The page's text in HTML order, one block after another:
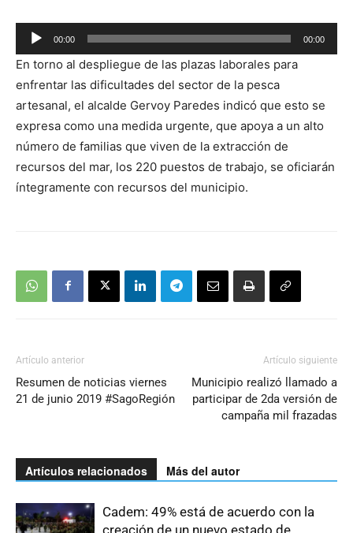
Reproductor
de
audio
00:00 00:00
En torno al despliegue de las plazas laborales para
enfrentar las dificultades del sector de la pesca
artesanal, el alcalde Gervoy Paredes indicó que esto se
expresa como una medida urgente, que apoya a un alto
número de familias que viven de la extracción de
recursos del mar, los 220 puestos de trabajo, se oficiarán
íntegramente con recursos del municipio.
Artículo anterior
Resumen de noticias viernes
21 de junio 2019 #SagoRegión
Artículo siguiente
Municipio realizó llamado a
participar de 2da versión de
campaña mil frazadas
Artículos relacionados Más del autor
Cadem: 49% está de acuerdo con la
creación de un nuevo estado de